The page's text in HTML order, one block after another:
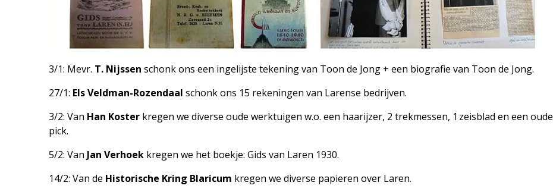
3/1: Mevr. T. Nijssen schonk ons een ingelijste tekening van Toon de Jong + een biografie van Toon de Jong.
27/1: Els Veldman-Rozendaal schonk ons 15 rekeningen van Larense bedrijven.
3/2: Van Han Koster kregen we diverse oude werktuigen w.o. een haarijzer, 2 trekmessen, 1 zeisblad en een oude
pick.
5/2: Van Jan Verhoek kregen we het boekje: Gids van Laren 1930.
14/2: Van de Historische Kring Blaricum kregen we diverse papieren over Laren.